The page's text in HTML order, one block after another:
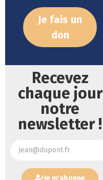
Je fais un
don
Recevez
chaque jour
notre
newsletter !
Je m'abonne